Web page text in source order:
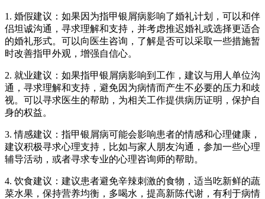
1. 婚假建议：如果因为指甲银屑病影响了婚礼计划，可以和伴
侣坦诚沟通，寻求理解和支持，并考虑推迟婚礼或选择更适合
的婚礼形式。可以向医生咨询，了解是否可以采取一些措施暂
时改善指甲外观，增强自信心。
2. 就业建议：如果指甲银屑病影响到工作，建议与用人单位沟
通，寻求理解和支持，避免因为病情而产生不必要的压力和歧
视。可以寻求医生的帮助，为相关工作提供病历证明，保护自
身的权益。
3. 情感建议：指甲银屑病可能会影响患者的情感和心理健康，
建议积极寻求心理支持，比如与家人朋友沟通，参加一些心理
辅导活动，或者寻求专业的心理咨询师的帮助。
4. 饮食建议：建议患者避免辛辣刺激的食物，适当吃新鲜的蔬
菜水果，保持营养均衡，多喝水，提高新陈代谢，有利于病情